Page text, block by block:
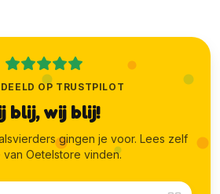
OP TRUSTPILOT
blij, wij blij!
gingen je voor. Lees zelf
van Oetelstore vinden.